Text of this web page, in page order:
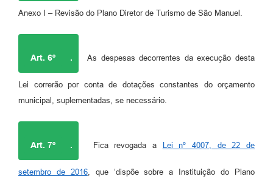
Anexo I – Revisão do Plano Diretor de Turismo de São Manuel.
Art. 6º . As despesas decorrentes da execução desta
Lei correrão por conta de dotações constantes do orçamento
municipal, suplementadas, se necessário.
Art. 7º . Fica revogada a Lei nº 4007, de 22 de
setembro de 2016, que ‘dispõe sobre a Instituição do Plano